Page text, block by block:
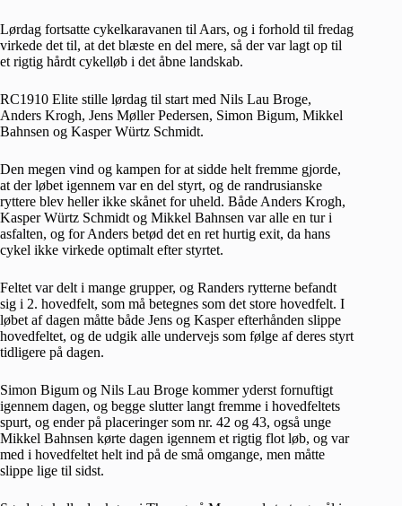
Lørdag fortsatte cykelkaravanen til Aars, og i forhold til fredag
virkede det til, at det blæste en del mere, så der var lagt op til
et rigtig hårdt cykelløb i det åbne landskab.
RC1910 Elite stille lørdag til start med Nils Lau Broge,
Anders Krogh, Jens Møller Pedersen, Simon Bigum, Mikkel
Bahnsen og Kasper Würtz Schmidt.
Den megen vind og kampen for at sidde helt fremme gjorde,
at der løbet igennem var en del styrt, og de randrusianske
ryttere blev heller ikke skånet for uheld. Både Anders Krogh,
Kasper Würtz Schmidt og Mikkel Bahnsen var alle en tur i
asfalten, og for Anders betød det en ret hurtig exit, da hans
cykel ikke virkede optimalt efter styrtet.
Feltet var delt i mange grupper, og Randers rytterne befandt
sig i 2. hovedfelt, som må betegnes som det store hovedfelt. I
løbet af dagen måtte både Jens og Kasper efterhånden slippe
hovedfeltet, og de udgik alle undervejs som følge af deres styrt
tidligere på dagen.
Simon Bigum og Nils Lau Broge kommer yderst fornuftigt
igennem dagen, og begge slutter langt fremme i hovedfeltets
spurt, og ender på placeringer som nr. 42 og 43, også unge
Mikkel Bahnsen kørte dagen igennem et rigtig flot løb, og var
med i hovedfeltet helt ind på de små omgange, men måtte
slippe lige til sidst.